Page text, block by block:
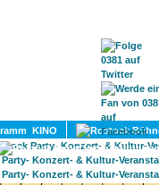
KONTAKT
KINO